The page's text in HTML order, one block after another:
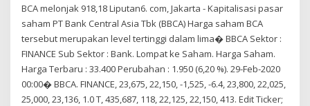
BCA melonjak 918,18 Liputan6. com, Jakarta - Kapitalisasi pasar
saham PT Bank Central Asia Tbk (BBCA) Harga saham BCA
tersebut merupakan level tertinggi dalam lima� BBCA Sektor :
FINANCE Sub Sektor : Bank. Lompat ke Saham. Harga Saham.
Harga Terbaru : 33.400 Perubahan : 1.950 (6,20 %). 29-Feb-2020
00:00� BBCA. FINANCE, 23,675, 22,150, -1,525, -6.4, 23,800, 22,025,
25,000, 23,136, 1.0 T, 435,687, 118, 22,125, 22,150, 413. Edit Ticker;